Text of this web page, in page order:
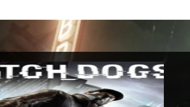
Watch Dogs